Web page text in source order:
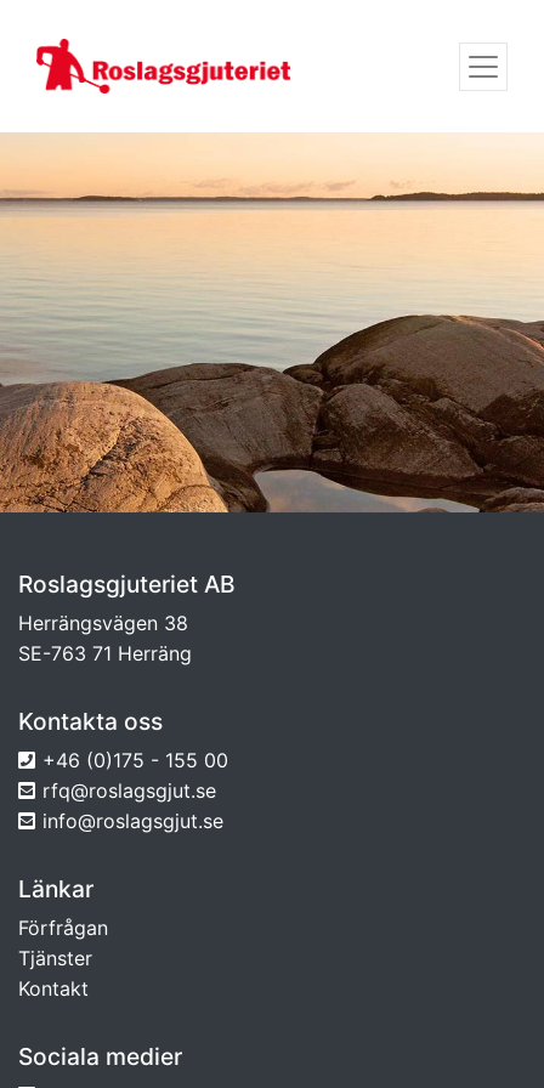
Roslagsgjuteriet AB
Herrängsvägen 38
SE-763 71 Herräng
Kontakta oss
+46 (0)175 - 155 00
rfq@roslagsgjut.se
info@roslagsgjut.se
Länkar
Förfrågan
Tjänster
Kontakt
Sociala medier